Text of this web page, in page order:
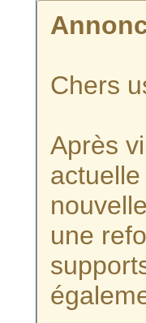
Chers
Après
une